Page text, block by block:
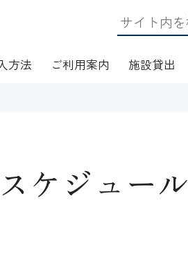
方法 ご利用案内
フロアマップ
施設貸出
施設資料
ワークショップ
ケジュール